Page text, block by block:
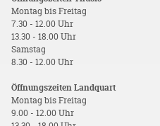
Montag bis Freitag
7.30 - 12.00 Uhr
13.30 - 18.00 Uhr
Samstag
8.30 - 12.00 Uhr
Öffnungszeiten Landquart
Montag bis Freitag
9.00 - 12.00 Uhr